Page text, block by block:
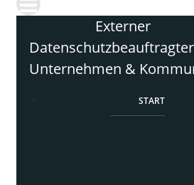
Externer
Unternehmen &
START